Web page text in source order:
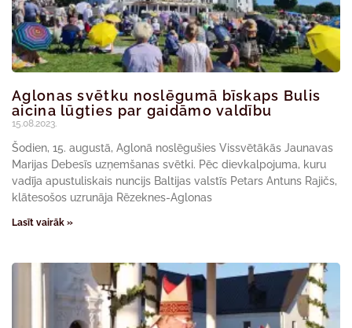
Aglonas svētku noslēgumā bīskaps Bulis
aicina lūgties par gaidāmo valdību
15.08.2023.
Šodien, 15. augustā, Aglonā noslēgušies Vissvētākās Jaunavas
Marijas Debesīs uzņemšanas svētki. Pēc dievkalpojuma, kuru
vadīja apustuliskais nuncijs Baltijas valstīs Petars Antuns Rajičs,
klātesošos uzrunāja Rēzeknes-Aglonas
Lasīt vairāk »